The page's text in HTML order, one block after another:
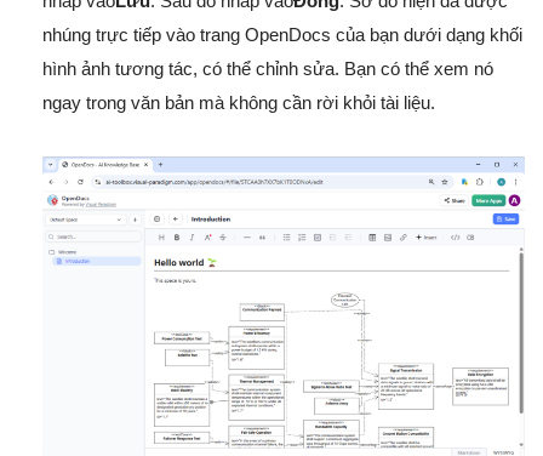
nhúng trực tiếp vào trang OpenDocs của bạn dưới dạng khối
hình ảnh tương tác, có thể chỉnh sửa. Bạn có thể xem nó
ngay trong văn bản mà không cần rời khỏi tài liệu.